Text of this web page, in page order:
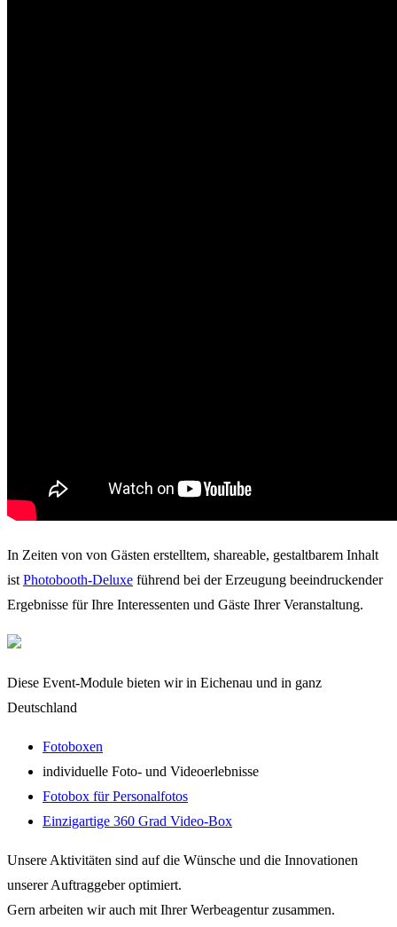
In Zeiten von von Gästen erstelltem, shareable, gestaltbarem Inhalt
ist Photobooth-Deluxe führend bei der Erzeugung beeindruckender
Ergebnisse für Ihre Interessenten und Gäste Ihrer Veranstaltung.
Diese Event-Module bieten wir in Eichenau und in ganz
Deutschland
Fotoboxen
individuelle Foto- und Videoerlebnisse
Fotobox für Personalfotos
Einzigartige 360 Grad Video-Box
Unsere Aktivitäten sind auf die Wünsche und die Innovationen
unserer Auftraggeber optimiert.
Gern arbeiten wir auch mit Ihrer Werbeagentur zusammen.